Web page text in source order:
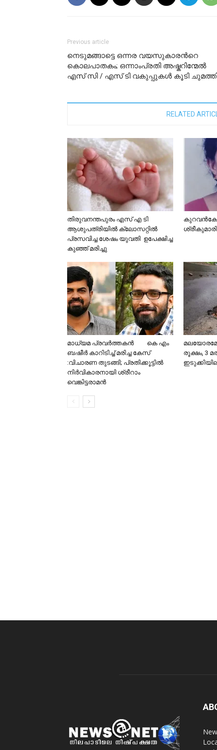
Previous article
നെടുമങ്ങാട്ടെ ഒന്നര വയസുകാരന്‍റെ
കൊലപാതകം; ഒന്നാംപ്രതി അഷ്കറിന്മേൽ
എസ്‌ സി / എസ് ടി വകുപ്പുകൾ കൂടി
RELATED
തിരുവനന്തപുരം എസ് എ ടി
ആശുപത്രിയിൽ ക്ലോസറ്റിൽ
പ്രസവിച്ച ശേഷം യുവതി ഉപേക്ഷിച്ച
കുഞ്ഞ് മരിച്ചു
മാധ്യമ പ്രവർത്തകൻ‌ കെ എം
ബഷീർ കാറിടിച്ച് മരിച്ച കേസ്
:വിചാരണ തുടങ്ങി; പ്രതിക്കൂട്ടിൽ
നിർവികാരനായി ശ്രീറാം
വെങ്കിട്ടരാമൻ
രൂക്ഷം, 3